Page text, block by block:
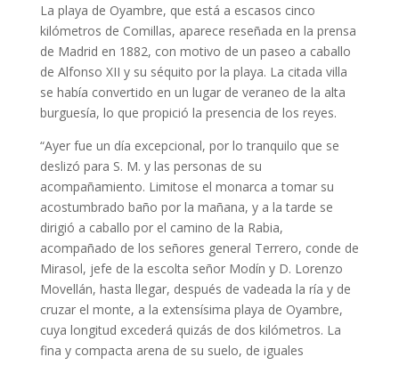
La playa de Oyambre, que está a escasos cinco
kilómetros de Comillas, aparece reseñada en la prensa
de Madrid en 1882, con motivo de un paseo a caballo
de Alfonso XII y su séquito por la playa. La citada villa
se había convertido en un lugar de veraneo de la alta
burguesía, lo que propició la presencia de los reyes.
“Ayer fue un día excepcional, por lo tranquilo que se
deslizó para S. M. y las personas de su
acompañamiento. Limitose el monarca a tomar su
acostumbrado baño por la mañana, y a la tarde se
dirigió a caballo por el camino de la Rabia,
acompañado de los señores general Terrero, conde de
Mirasol, jefe de la escolta señor Modín y D. Lorenzo
Movellán, hasta llegar, después de vadeada la ría y de
cruzar el monte, a la extensísima playa de Oyambre,
cuya longitud excederá quizás de dos kilómetros. La
fina y compacta arena de su suelo, de iguales